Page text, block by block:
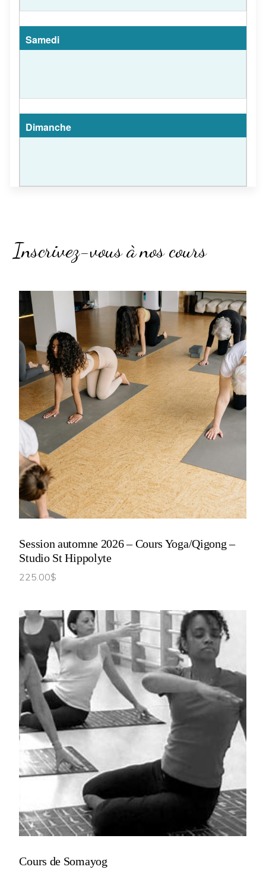
Inscrivez-vous à nos cours
CHOIX DES OPTIONS
Session automne 2026 – Cours Yoga/Qigong –
Studio St Hippolyte
225.00$
CHOIX DES OPTIONS
Cours de Somayog